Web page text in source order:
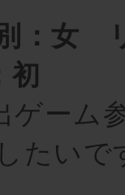
：女
初
ゲーム
たいで